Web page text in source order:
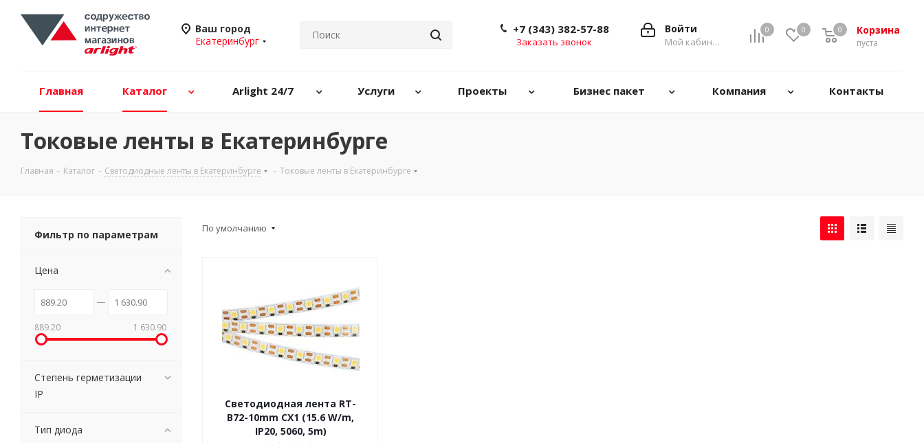
Ваш город
Екатеринбург
0 0 Корзина
0
пуста
0
Войти
Мой кабинет
+7 (343) 382-57-88
Заказать звонок
Главная Каталог Arlight 24/7 Услуги Проекты Бизнес пакет Компания Контакты
Токовые ленты в Екатеринбурге
Главная - Каталог - Светодиодные ленты в Екатеринбурге - Токовые ленты в Екатеринбурге
По умолчанию
Светодиодная лента RT-
B72-10mm CX1 (15.6 W/m,
IP20, 5060, 5m)
Фильтр по параметрам
Цена
889.20 1 630.90
Степень герметизации
IP
Тип диода